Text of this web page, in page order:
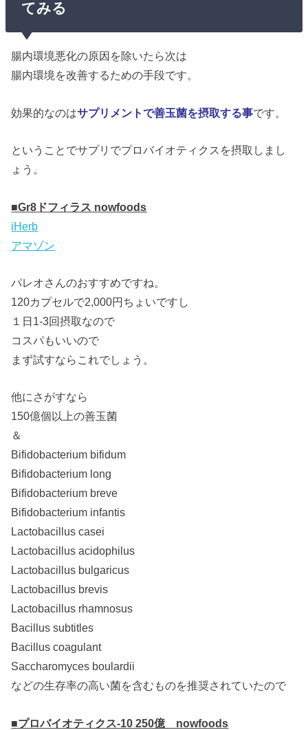
てみる
腸内環境悪化の原因を除いたら次は
腸内環境を改善するための手段です。
効果的なのはサプリメントで善玉菌を摂取する事です。
ということでサプリでプロバイオティクスを摂取しまし
ょう。
■Gr8ドフィラス nowfoods
iHerb
アマゾン
パレオさんのおすすめですね。
120カプセルで2,000円ちょいですし
１日1-3回摂取なので
コスパもいいので
まず試すならこれでしょう。
他にさがすなら
150億個以上の善玉菌
＆
Bifidobacterium bifidum
Bifidobacterium long
Bifidobacterium breve
Bifidobacterium infantis
Lactobacillus casei
Lactobacillus acidophilus
Lactobacillus bulgaricus
Lactobacillus brevis
Lactobacillus rhamnosus
Bacillus subtitles
Bacillus coagulant
Saccharomyces boulardii
などの生存率の高い菌を含むものを推奨されていたので
■プロバイオティクス-10 250億 nowfoods